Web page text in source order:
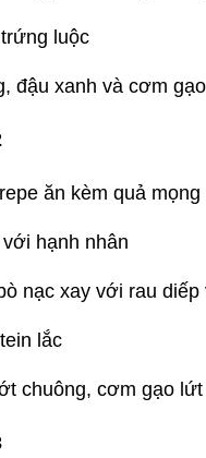
luộc
đậu xanh và cơm
ăn kèm quả mọng
hạnh nhân
nạc xay với rau
lắc
chuông, cơm gạo